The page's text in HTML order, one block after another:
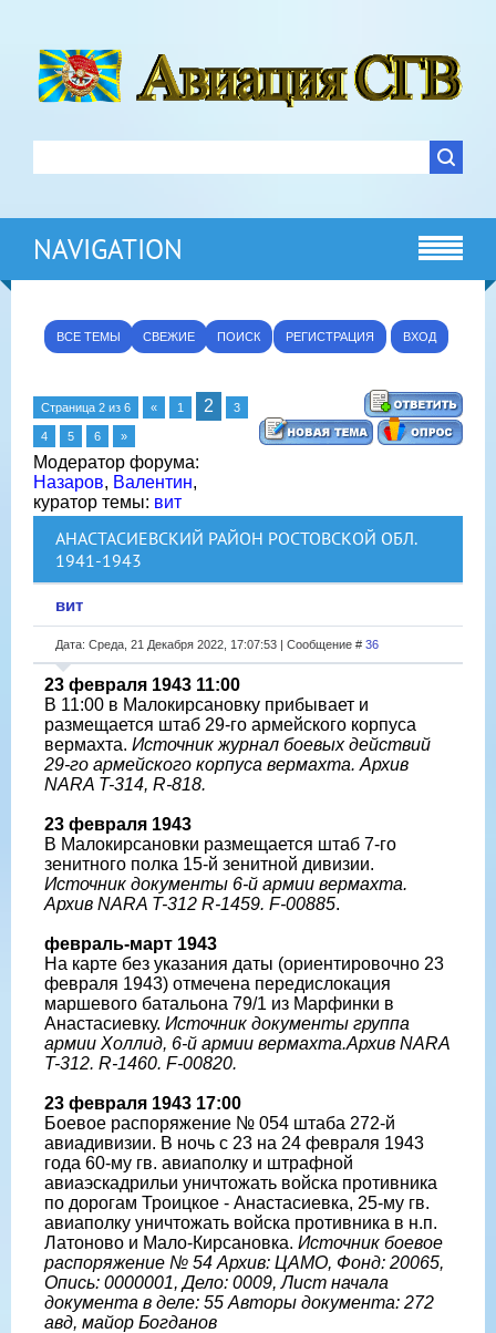
NAVIGATION
ВСЕ ТЕМЫ СВЕЖИЕ ПОИСК РЕГИСТРАЦИЯ ВХОД
Страница 2 из 6 « 1 2 3
4 5 6 »
Модератор форума:
Назаров, Валентин,
куратор темы: вит
АНАСТАСИЕВСКИЙ РАЙОН РОСТОВСКОЙ ОБЛ.
1941-1943
вит
Дата: Среда, 21 Декабря 2022, 17:07:53 | Сообщение # 36
23 февраля 1943 11:00
В 11:00 в Малокирсановку прибывает и
размещается штаб 29-го армейского корпуса
вермахта. Источник журнал боевых действий
29-го армейского корпуса вермахта. Архив
NARA T-314, R-818.
23 февраля 1943
В Малокирсановки размещается штаб 7-го
зенитного полка 15-й зенитной дивизии.
Источник документы 6-й армии вермахта.
Архив NARA T-312 R-1459. F-00885.
февраль-март 1943
На карте без указания даты (ориентировочно 23
февраля 1943) отмечена передислокация
маршевого батальона 79/1 из Марфинки в
Анастасиевку. Источник документы группа
армии Холлид, 6-й армии вермахта.Архив NARA
T-312. R-1460. F-00820.
23 февраля 1943 17:00
Боевое распоряжение № 054 штаба 272-й
авиадивизии. В ночь с 23 на 24 февраля 1943
года 60-му гв. авиаполку и штрафной
авиаэскадрильи уничтожать войска противника
по дорогам Троицкое - Анастасиевка, 25-му гв.
авиаполку уничтожать войска противника в н.п.
Латоново и Мало-Кирсановка. Источник боевое
распоряжение № 54 Архив: ЦАМО, Фонд: 20065,
Опись: 0000001, Дело: 0009, Лист начала
документа в деле: 55 Авторы документа: 272
авд, майор Богданов